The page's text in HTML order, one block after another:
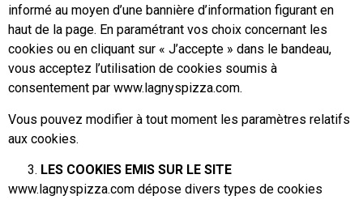
informé au moyen d’une bannière d’information figurant en
haut de la page. En paramétrant vos choix concernant les
cookies ou en cliquant sur « J’accepte » dans le bandeau,
vous acceptez l’utilisation de cookies soumis à
consentement par www.lagnyspizza.com.
Vous pouvez modifier à tout moment les paramètres relatifs
aux cookies.
LES COOKIES EMIS SUR LE SITE
www.lagnyspizza.com dépose divers types de cookies